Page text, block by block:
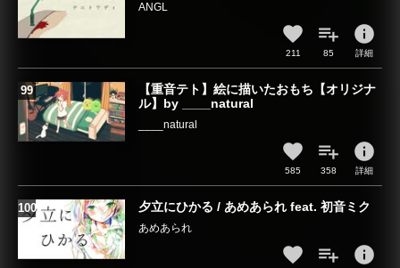
ANGL
211 85
info
詳細
【重音テト】絵に描いたおもち【オリジナ
ル】by ____natural
____natural
585 358
info
詳細
夕立にひかる / あめあられ feat. 初音ミク
あめあられ
info